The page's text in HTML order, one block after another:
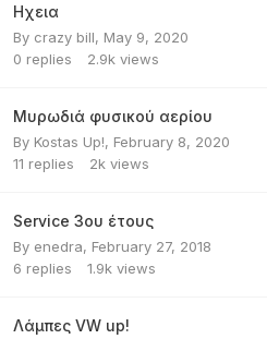
Ηχεια
By crazy bill, May 9, 2020
0 replies 2.9k views
Μυρωδιά φυσικού αερίου
By Kostas Up!, February 8, 2020
11 replies 2k views
Service 3ου έτους
By enedra, February 27, 2018
6 replies 1.9k views
Λάμπες VW up!